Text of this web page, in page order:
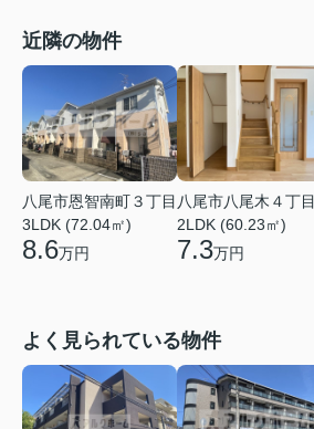
近隣の物件
八尾市恩智南町３丁目
3LDK (72.04㎡)
8.6万円
八尾市八尾木４丁目
2LDK (60.23㎡)
7.3万円
よく見られている物件